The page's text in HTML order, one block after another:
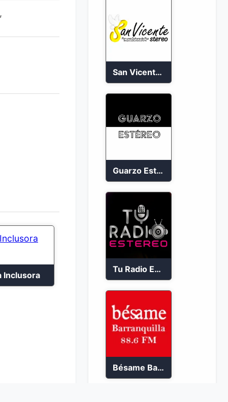
Inclusora
San Vicente de Chucuri 91.2 FM
Guarzo Estéreo 24/7
Tu Radio Estéreo 24/7
Bésame Barranquilla en vivo 88.6 FM